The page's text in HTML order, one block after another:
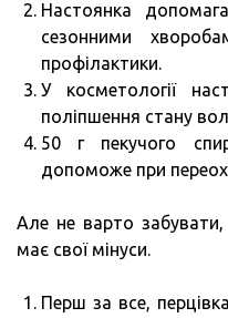
Настоянка
сезонними
профілактики.
У косметології
поліпшення стану
50 г пекучого
допоможе при
Але не варто
має свої мінуси.
Перш за все,